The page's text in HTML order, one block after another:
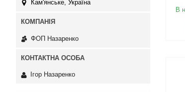
В
Кам'янське, Україна
ФОП Назаренко
Ігор Назаренко